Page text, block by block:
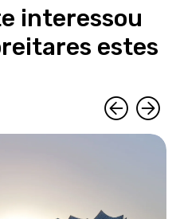
interessou
estes